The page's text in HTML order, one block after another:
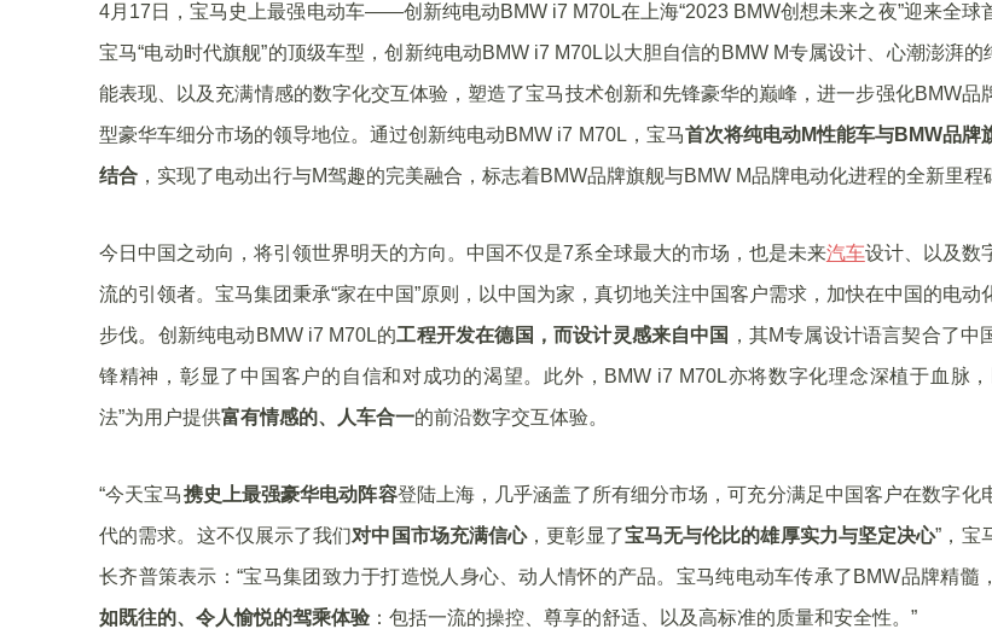
4月17日，宝马史上最强电动车——创新纯电动BMW i7 M70L在上海“2023 BMW创想未来之夜”迎来全球
宝马“电动时代旗舰”的顶级车型，创新纯电动BMW i7 M70L以大胆自信的BMW M专属设计、心潮澎湃的
能表现、以及充满情感的数字化交互体验，塑造了宝马技术创新和先锋豪华的巅峰，进一步强化BMW品
型豪华车细分市场的领导地位。通过创新纯电动BMW i7 M70L，宝马首次将纯电动M性能车与BMW品牌
结合 ，实现了电动出行与M驾趣的完美融合，标志着BMW品牌旗舰与BMW M品牌电动化进程的全新里程
今日中国之动向，将引领世界明天的方向。中国不仅是7系全球最大的市场，也是未来汽车设计、以及数
流的引领者。宝马集团秉承“家在中国”原则，以中国为家，真切地关注中国客户需求，加快在中国的电动
步伐。创新纯电动BMW i7 M70L的工程开发在德国，而设计灵感来自中国 ，其M专属设计语言契合了中
锋精神，彰显了中国客户的自信和对成功的渴望。此外，BMW i7 M70L亦将数字化理念深植于血脉，
法”为用户提供富有情感的、人车合一的前沿数字交互体验。
“今天宝马携史上最强豪华电动阵容登陆上海，几乎涵盖了所有细分市场，可充分满足中国客户在数字化
代的需求。这不仅展示了我们对中国市场充满信心，更彰显了宝马无与伦比的雄厚实力与坚定决心”，宝
长齐普策表示：“宝马集团致力于打造悦人身心、动人情怀的产品。宝马纯电动车传承了BMW品牌精髓
如既往的、令人愉悦的驾乘体验 ：包括一流的操控、尊享的舒适、以及高标准的质量和安全性。”